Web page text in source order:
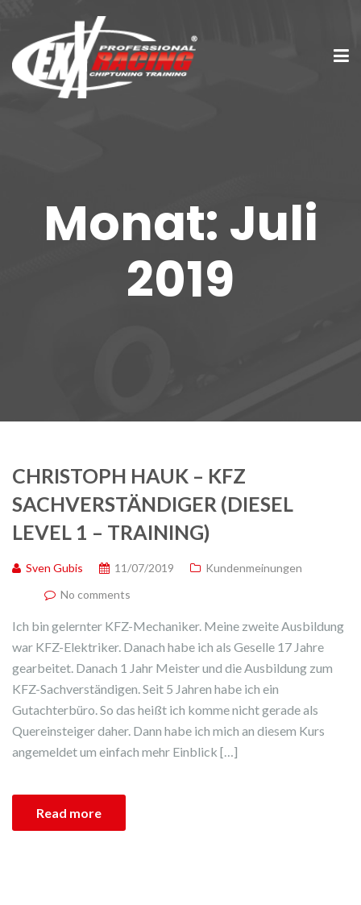
Monat: Juli
2019
CHRISTOPH HAUK – KFZ
SACHVERSTÄNDIGER (DIESEL
LEVEL 1 – TRAINING)
Sven Gubis 11/07/2019
Kundenmeinungen
No comments
Ich bin gelernter KFZ-Mechaniker. Meine zweite Ausbildung
war KFZ-Elektriker. Danach habe ich als Geselle 17 Jahre
gearbeitet. Danach 1 Jahr Meister und die Ausbildung zum
KFZ-Sachverständigen. Seit 5 Jahren habe ich ein
Gutachterbüro. So das heißt ich komme nicht gerade als
Quereinsteiger daher. Dann habe ich mich an diesem Kurs
angemeldet um einfach mehr Einblick […]
Read more